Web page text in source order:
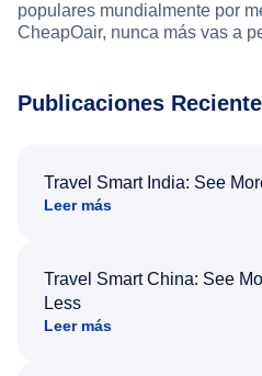
populares mundialmente por
CheapOair, nunca más vas a
Publicaciones
Travel Smart India: See
Leer más
Travel Smart China: See
Less
Leer más